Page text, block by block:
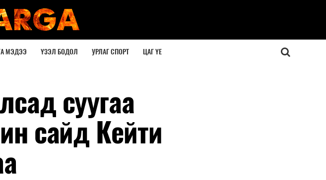
МЭДЭЭ ҮЗЭЛ БОДОЛ УРЛАГ СПОРТ ЦАГ ҮЕ
суугаа
сайд Кейти